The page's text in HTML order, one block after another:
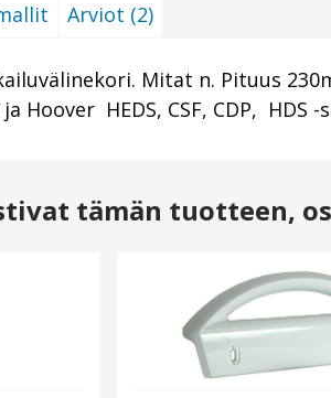
Arviot (2)
Mitat n. Pituus
Hoover HEDS, CSF, CDP,
tämän tuotteen,